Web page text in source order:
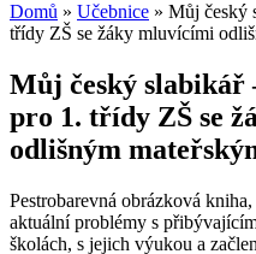
Domů » Učebnice » Můj český
třídy ZŠ se žáky mluvícími
Můj český slabikář
pro 1. třídy ZŠ se
odlišným
Pestrobarevná obrázková
aktuální problémy s
školách, s jejich výukou a